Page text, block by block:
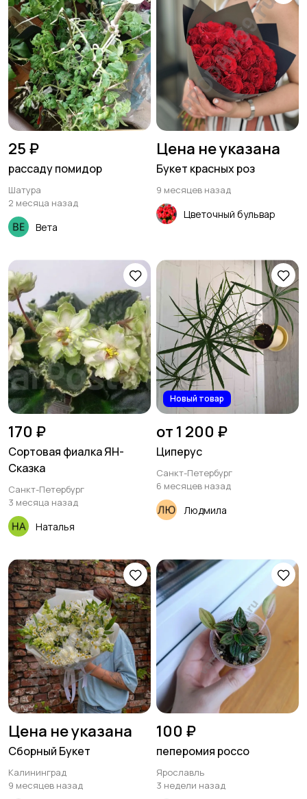
25 ₽
рассаду помидор
Шатура
2 месяца назад
Вета
Цена не указана
Букет красных роз
9 месяцев назад
Цветочный бульвар
170 ₽
Сортовая фиалка ЯН-
Сказка
Санкт-Петербург
3 месяца назад
Наталья
Новый товар
от 1 200 ₽
Циперус
Санкт-Петербург
6 месяцев назад
Людмила
Цена не указана
Сборный Букет
Калининград
9 месяцев назад
100 ₽
пеперомия россо
Ярославль
3 недели назад